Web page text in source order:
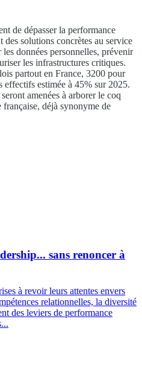
de dépasser la performance
solutions concrètes au service
données personnelles, prévenir
les infrastructures critiques.
partout en France, 3200 pour
effectifs estimée à 45% sur 2025.
amenées à arborer le coq
déjà synonyme de
sans renoncer à
à revoir leurs attentes envers
relationnelles, la diversité
des leviers de performance